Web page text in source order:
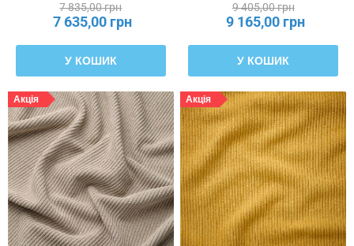
7 835,00 грн
7 635,00 грн
У КОШИК
9 405,00 грн
9 165,00 грн
У КОШИК
Акція Акція